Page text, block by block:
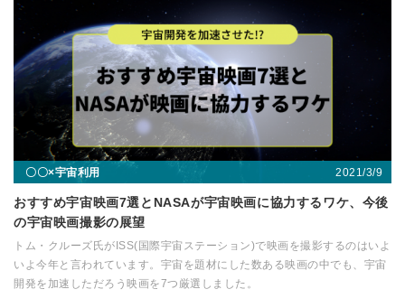
〇〇×宇宙利用 2021/3/9
おすすめ宇宙映画7選とNASAが宇宙映画に協力するワケ、今後
の宇宙映画撮影の展望
トム・クルーズ氏がISS(国際宇宙ステーション)で映画を撮影するのはいよ
いよ今年と言われています。宇宙を題材にした数ある映画の中でも、宇宙
開発を加速しただろう映画を7つ厳選しました。